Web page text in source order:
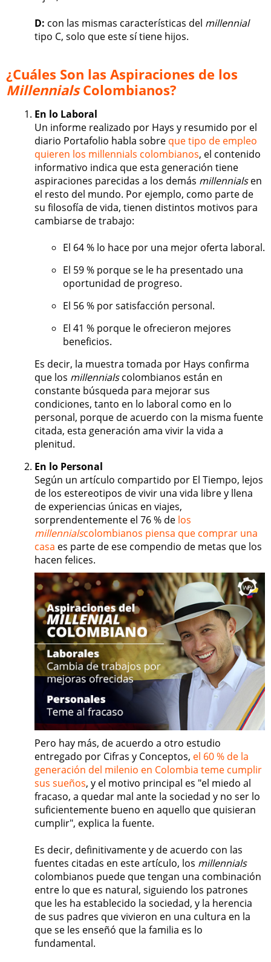
D: con las mismas características del millennial
tipo C, solo que este sí tiene hijos.
¿Cuáles Son las Aspiraciones de los
MillennialsColombianos?
En lo Laboral
Un informe realizado por Hays y resumido por el
diario Portafolio habla sobre que tipo de empleo
quieren los millennials colombianos, el contenido
informativo indica que esta generación tiene
aspiraciones parecidas a los demás millennialsen
el resto del mundo. Por ejemplo, como parte de
su filosofía de vida, tienen distintos motivos para
cambiarse de trabajo:
El 64 % lo hace por una mejor oferta laboral.
El 59 % porque se le ha presentado una
oportunidad de progreso.
El 56 % por satisfacción personal.
El 41 % porque le ofrecieron mejores
beneficios.
Es decir, la muestra tomada por Hays confirma
que los millennialscolombianos están en
constante búsqueda para mejorar sus
condiciones, tanto en lo laboral como en lo
personal, porque de acuerdo con la misma fuente
citada, esta generación ama vivir la vida a
plenitud.
En lo Personal
Según un artículo compartido por El Tiempo, lejos
de los estereotipos de vivir una vida libre y llena
de experiencias únicas en viajes,
sorprendentemente el 76 % de los
millennialscolombianos piensa que comprar una
casa es parte de ese compendio de metas que los
hacen felices.
Pero hay más, de acuerdo a otro estudio
entregado por Cifras y Conceptos, el 60 % de la
generación del milenio en Colombia teme cumplir
sus sueños, y el motivo principal es "el miedo al
fracaso, a quedar mal ante la sociedad y no ser lo
suficientemente bueno en aquello que quisieran
cumplir", explica la fuente.
Es decir, definitivamente y de acuerdo con las
fuentes citadas en este artículo, los millennials
colombianos puede que tengan una combinación
entre lo que es natural, siguiendo los patrones
que les ha establecido la sociedad, y la herencia
de sus padres que vivieron en una cultura en la
que se les enseñó que la familia es lo
fundamental.